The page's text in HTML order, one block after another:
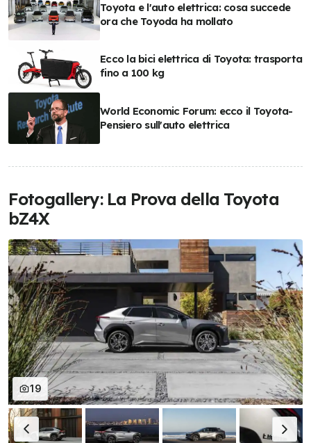
Toyota e l'auto elettrica: cosa succede
ora che Toyoda ha mollato
Ecco la bici elettrica di Toyota: trasporta
fino a 100 kg
World Economic Forum: ecco il Toyota-
Pensiero sull'auto elettrica
Fotogallery: La Prova della Toyota
bZ4X
19